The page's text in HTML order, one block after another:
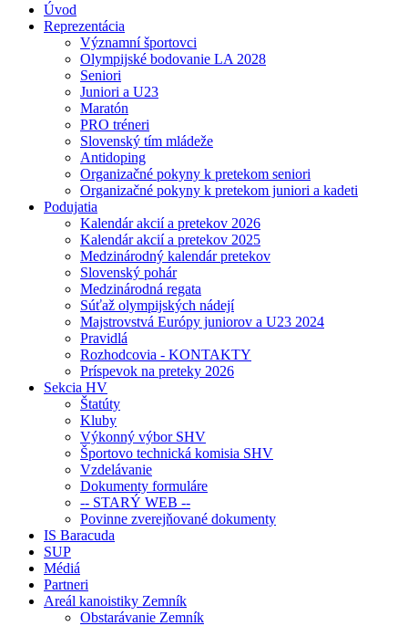
Úvod
Reprezentácia
Významní športovci
Olympijské bodovanie LA 2028
Seniori
Juniori a U23
Maratón
PRO tréneri
Slovenský tím mládeže
Antidoping
Organizačné pokyny k pretekom seniori
Organizačné pokyny k pretekom juniori a kadeti
Podujatia
Kalendár akcií a pretekov 2026
Kalendár akcií a pretekov 2025
Medzinárodný kalendár pretekov
Slovenský pohár
Medzinárodná regata
Súťaž olympijských nádejí
Majstrovstvá Európy juniorov a U23 2024
Pravidlá
Rozhodcovia - KONTAKTY
Príspevok na preteky 2026
Sekcia HV
Štatúty
Kluby
Výkonný výbor SHV
Športovo technická komisia SHV
Vzdelávanie
Dokumenty formuláre
-- STARÝ WEB --
Povinne zverejňované dokumenty
IS Baracuda
SUP
Médiá
Partneri
Areál kanoistiky Zemník
Obstarávanie Zemník